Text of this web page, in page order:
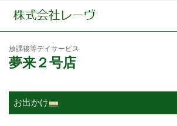
放課後等デイサービス
夢来２号店
お出かけ